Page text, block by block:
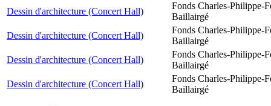
Dessin d'architecture (Concert Hall)
Fonds Charles-Philippe-
Baillairgé
Dessin d'architecture (Concert Hall)
Fonds Charles-Philippe-
Baillairgé
Dessin d'architecture (Concert Hall)
Fonds Charles-Philippe-
Baillairgé
Dessin d'architecture (Concert Hall)
Fonds Charles-Philippe-
Baillairgé